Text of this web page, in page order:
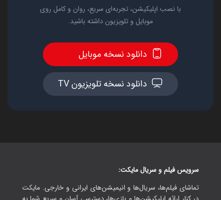
با نصب اپلیکیشن، تجربه‌ای سریع، روان و کامل روی
موبایل و تلویزیون داشته باشید.
دانلود نسخه موبایل
دانلود نسخه تلویزیون TV
سرویس فیلم و سریال مایکت:
تماشای فیلم‌ها، سریال‌ها و انیمیشن‌های ایرانی و خارجی. مایکت